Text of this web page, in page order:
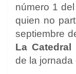
número 1
quien no
septiembre
La Catedral
de la jornada